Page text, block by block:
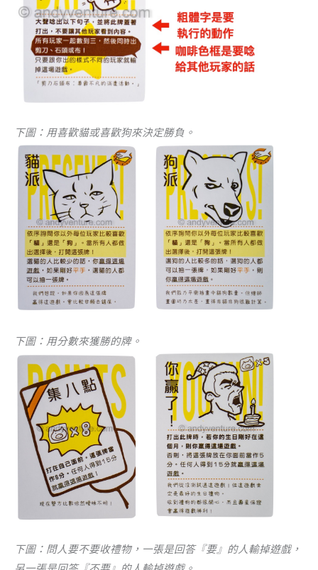
下圖：用喜歡貓或喜歡狗來決定勝負。
下圖：用分數來獲勝的牌。
下圖：問人要不要收禮物，一張是回答『要』的人輸掉遊戲，